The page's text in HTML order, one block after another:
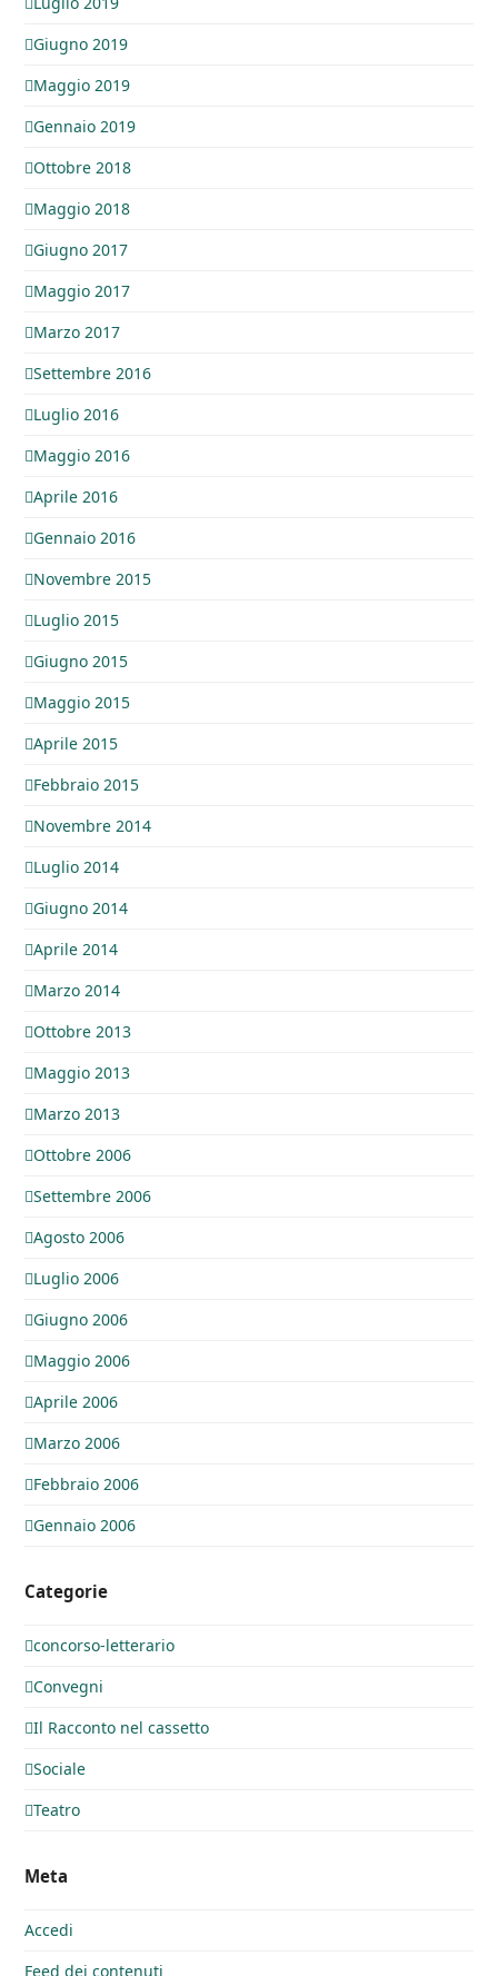
Giugno 2019
Maggio 2019
Gennaio 2019
Ottobre 2018
Maggio 2018
Giugno 2017
Maggio 2017
Marzo 2017
Settembre 2016
Luglio 2016
Maggio 2016
Aprile 2016
Gennaio 2016
Novembre 2015
Luglio 2015
Giugno 2015
Maggio 2015
Aprile 2015
Febbraio 2015
Novembre 2014
Luglio 2014
Giugno 2014
Aprile 2014
Marzo 2014
Ottobre 2013
Maggio 2013
Marzo 2013
Ottobre 2006
Settembre 2006
Agosto 2006
Luglio 2006
Giugno 2006
Maggio 2006
Aprile 2006
Marzo 2006
Febbraio 2006
Gennaio 2006
Categorie
concorso-letterario
Convegni
Il Racconto nel cassetto
Sociale
Teatro
Meta
Accedi
Feed dei contenuti